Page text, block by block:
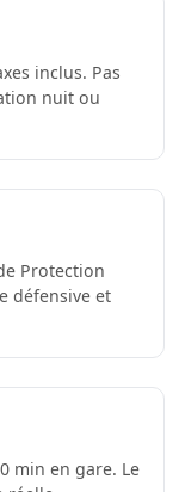
inclus. Pas
nuit ou
Protection
défensive et
min en gare. Le